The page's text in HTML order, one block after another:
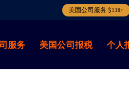
美国公司服务 $138+
服务 美国公司报税 个人